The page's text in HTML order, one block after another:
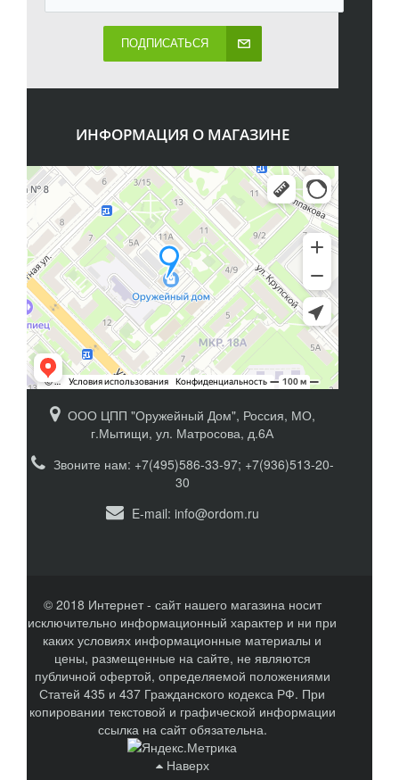
ПОДПИСАТЬСЯ
ИНФОРМАЦИЯ О МАГАЗИНЕ
ООО ЦПП "Оружейный Дом", Россия, МО,
г.Мытищи, ул. Матросова, д.6А
Звоните нам: +7(495)586-33-97; +7(936)513-20-
30
E-mail: info@ordom.ru
© 2018 Интернет - сайт нашего магазина носит
исключительно информационный характер и ни при
каких условиях информационные материалы и
цены, размещенные на сайте, не являются
публичной офертой, определяемой положениями
Статей 435 и 437 Гражданского кодекса РФ. При
копировании текстовой и графической информации
ссылка на сайт обязательна.
Наверх